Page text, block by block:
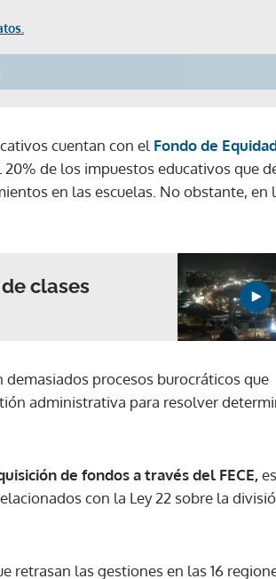
cuentan con el Fondo de
de los impuestos educativos que
en las escuelas. No obstante, en
clases
procesos burocráticos que
administrativa para resolver
de fondos a través del FECE,
con la Ley 22 sobre la
retrasan las gestiones en las 16